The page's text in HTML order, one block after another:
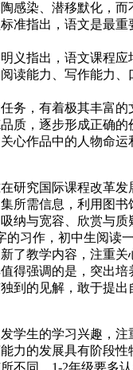
感染、潜移默化，而
指出，语文是最重
指出，语文课程应
读能力、写作能力
，有着极其丰富的
质，逐步形成正确
心作品中的人物命
究国际课程改革发
所需信息，利用图
纳与宽容、欣赏与
习作，初中生阅读
教学内容，注重关
得强调的是，突出
到的见解，敢于提
生的学习兴趣，注
力的发展具有阶段